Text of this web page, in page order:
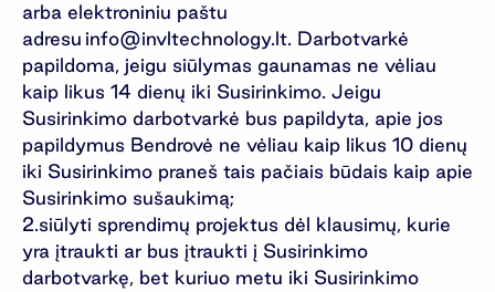
arba elektroniniu paštu
adresu info@invltechnology.lt. Darbotvarkė
papildoma, jeigu siūlymas gaunamas ne vėliau
kaip likus 14 dienų iki Susirinkimo. Jeigu
Susirinkimo darbotvarkė bus papildyta, apie jos
papildymus Bendrovė ne vėliau kaip likus 10 dienų
iki Susirinkimo praneš tais pačiais būdais kaip apie
Susirinkimo sušaukimą;
siūlyti sprendimų projektus dėl klausimų, kurie
yra įtraukti ar bus įtraukti į Susirinkimo
darbotvarkę, bet kuriuo metu iki Susirinkimo